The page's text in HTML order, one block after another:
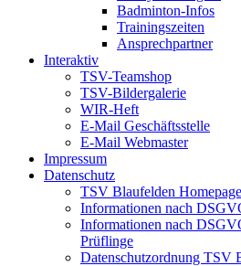
Badminton-Infos
Trainingszeiten
Ansprechpartner
Interaktiv
TSV-Teamshop
TSV-Bildergalerie
WIR-Heft
E-Mail Geschäftsstelle
E-Mail Webmaster
Impressum
Datenschutz
TSV Blaufelden Homepage
Informationen nach
Informationen nach
Prüflinge
Datenschutzordnung TSV